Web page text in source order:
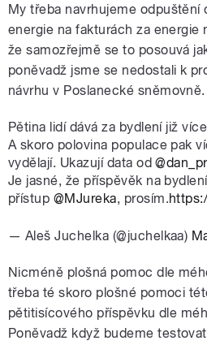
My třeba navrhujeme odpuštění
energie na fakturách za energie
že samozřejmě se to posouvá
poněvadž jsme se nedostali k
návrhu v Poslanecké sněmovně.
Pětina lidí dává za bydlení již
A skoro polovina populace pak
vydělají. Ukazují data od
Je jasné, že příspěvěk na
přístup @MJureka, prosím.
— Aleš Juchelka (@juchelkaa)
Nicméně plošná pomoc dle
třeba té skoro plošné pomoci
pětitisícového příspěvku dle
Poněvadž když budeme